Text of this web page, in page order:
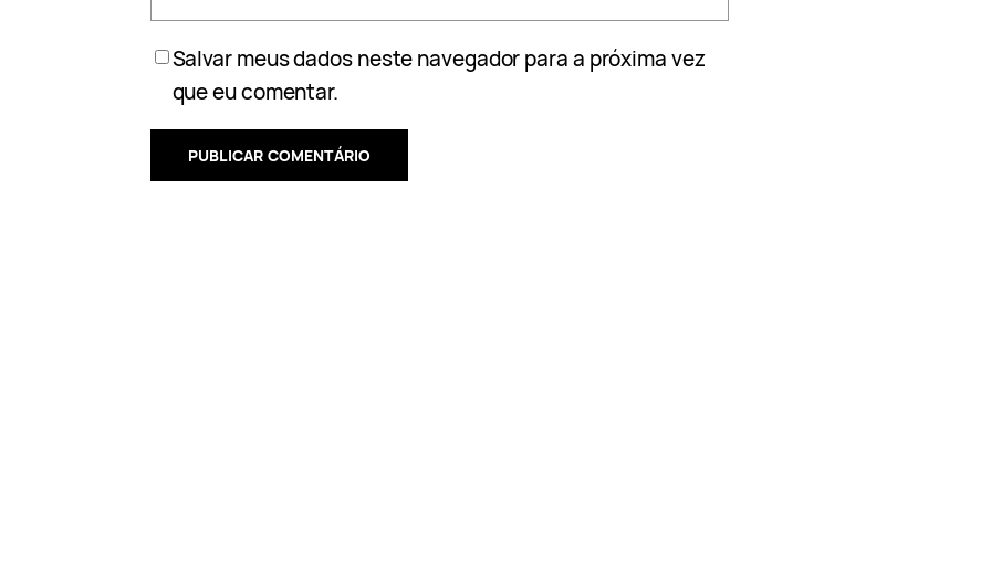
Salvar meus dados neste navegador para a próxima vez
que eu comentar.